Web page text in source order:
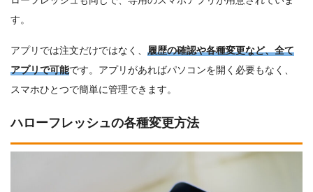
す。
アプリでは注文だけではなく、 履歴の確認や各種変更など、全て
アプリで可能です。アプリがあればパソコンを開く必要もなく、
スマホひとつで簡単に管理できます。
ハローフレッシュの各種変更方法